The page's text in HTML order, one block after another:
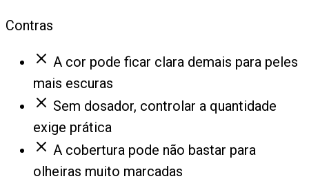
Contras
A cor pode ficar clara demais para peles
mais escuras
Sem dosador, controlar a quantidade
exige prática
A cobertura pode não bastar para
olheiras muito marcadas